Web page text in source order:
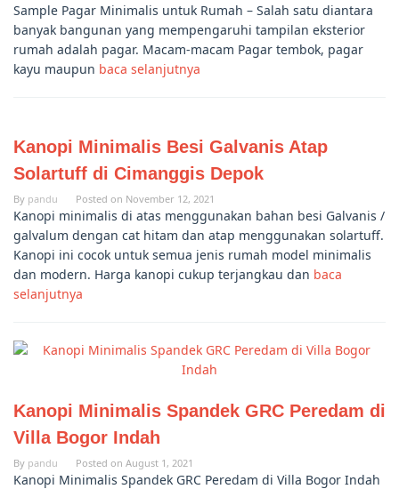
Sample Pagar Minimalis untuk Rumah – Salah satu diantara
banyak bangunan yang mempengaruhi tampilan eksterior
rumah adalah pagar. Macam-macam Pagar tembok, pagar
kayu maupun baca selanjutnya
Kanopi Minimalis Besi Galvanis Atap
Solartuff di Cimanggis Depok
By pandu Posted on November 12, 2021
Kanopi minimalis di atas menggunakan bahan besi Galvanis /
galvalum dengan cat hitam dan atap menggunakan solartuff.
Kanopi ini cocok untuk semua jenis rumah model minimalis
dan modern. Harga kanopi cukup terjangkau dan baca
selanjutnya
Kanopi Minimalis Spandek GRC Peredam di
Villa Bogor Indah
By pandu Posted on August 1, 2021
Kanopi Minimalis Spandek GRC Peredam di Villa Bogor Indah